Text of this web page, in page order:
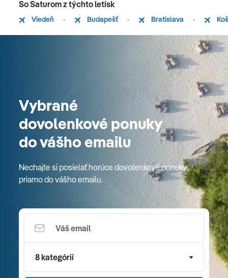
So Saturom z týchto letísk
Viedeň Budapešť Bratislava
Vybrané
dovolenkové ponuky
do vášho emailu
Nechajte si posielať horúce dovolenkové ponuky
priamo do vášho emailu.
8 kategórií